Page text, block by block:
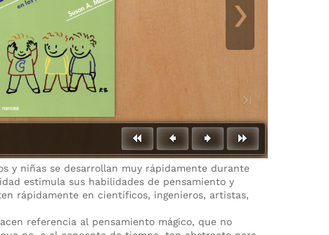
y niñas se desarrollan muy rápidamente durante
estimula sus habilidades de pensamiento y
rápidamente en científicos, ingenieros, artistas,
referencia al pensamiento mágico, que no